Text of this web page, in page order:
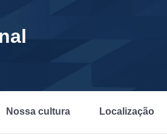
Nossa cultura Localização